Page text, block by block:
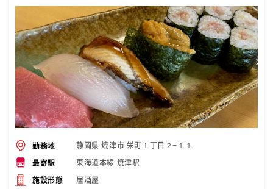
勤務地 静岡県 焼津市 栄町１丁目２−１１
最寄駅 東海道本線 焼津駅
施設形態 居酒屋